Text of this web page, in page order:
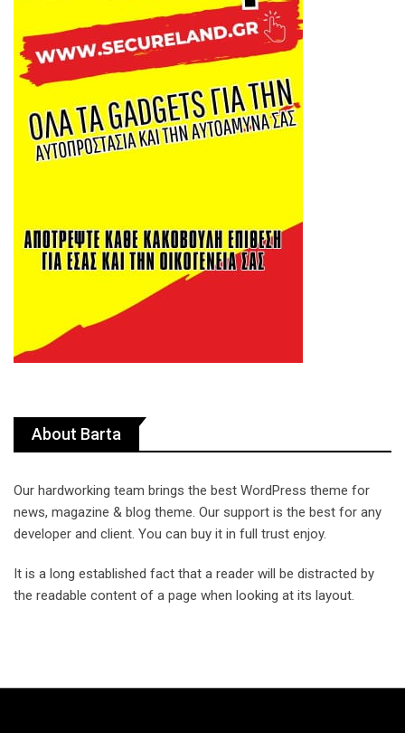
About Barta
Our hardworking team brings the best WordPress theme for
news, magazine & blog theme. Our support is the best for any
developer and client. You can buy it in full trust enjoy.
It is a long established fact that a reader will be distracted by
the readable content of a page when looking at its layout.